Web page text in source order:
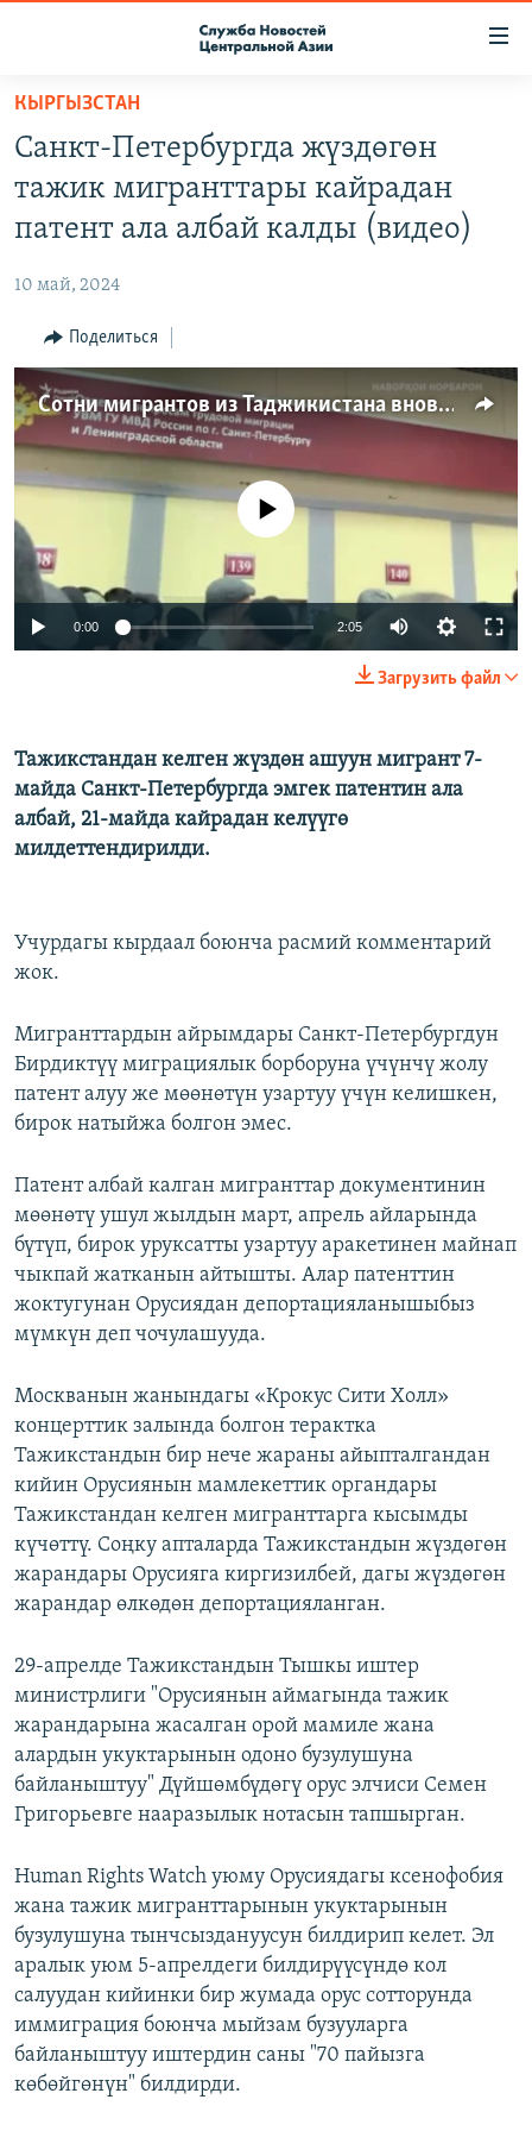
Вернуться
основному
содержанию
главной
Вернутся
поиску
НАСТОЯЩЕЕ ВРЕМЯ
МИГРАНТ МЕДИА
КЫРГЫЗСТАН
Санкт-Петербургда жүздөгөн
тажик мигранттары кайрадан
патент ала албай калды (видео)
10 май, 2024
Поделиться
Сотни мигрантов из Таджикистана вновь не смогли получить патенты в Санкт-Петербурге
Auto 240p 360p 480p
720p
No media source currently available
0:00 2:05
720p
Загрузить файл
Тажикстандан келген жүздөн ашуун мигрант 7-
майда Санкт-Петербургда эмгек патентин ала
албай, 21-майда кайрадан келүүгө
милдеттендирилди.
Учурдагы кырдаал боюнча расмий комментарий
жок.
Мигранттардын айрымдары Санкт-Петербургдун
Бирдиктүү миграциялык борборуна үчүнчү жолу
патент алуу же мөөнөтүн узартуу үчүн келишкен,
бирок натыйжа болгон эмес.
Патент албай калган мигранттар документинин
мөөнөтү ушул жылдын март, апрель айларында
бүтүп, бирок уруксатты узартуу аракетинен майнап
чыкпай жатканын айтышты. Алар патенттин
жоктугунан Орусиядан депортацияланышыбыз
мүмкүн деп чочулашууда.
Москванын жанындагы «Крокус Сити Холл»
концерттик залында болгон терактка
Тажикстандын бир нече жараны айыпталгандан
кийин Орусиянын мамлекеттик органдары
Тажикстандан келген мигранттарга кысымды
күчөттү. Соңку апталарда Тажикстандын жүздөгөн
жарандары Орусияга киргизилбей, дагы жүздөгөн
жарандар өлкөдөн депортацияланган.
29-апрелде Тажикстандын Тышкы иштер
министрлиги "Орусиянын аймагында тажик
жарандарына жасалган орой мамиле жана
алардын укуктарынын одоно бузулушуна
байланыштуу" Дүйшөмбүдөгү орус элчиси Семен
Григорьевге нааразылык нотасын тапшырган.
Human Rights Watch уюму Орусиядагы ксенофобия
жана тажик мигранттарынын укуктарынын
бузулушуна тынчсыздануусун билдирип келет. Эл
аралык уюм 5-апрелдеги билдирүүсүндө кол
салуудан кийинки бир жумада орус сотторунда
иммиграция боюнча мыйзам бузууларга
байланыштуу иштердин саны "70 пайызга
көбөйгөнүн" билдирди.